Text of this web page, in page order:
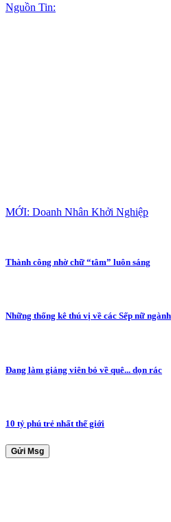
Nguồn Tin:
MỚI: Doanh Nhân Khởi Nghiệp
Thành công nhờ chữ “tâm” luôn sáng
Những thống kê thú vị về các Sếp nữ
Đang làm giảng viên bỏ về quê... dọn rác
10 tỷ phú trẻ nhất thế giới
Gửi Msg